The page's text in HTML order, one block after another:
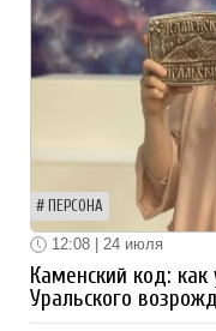
ПЕРСОНА
12:08 | 24 июля
Каменский код:
Уральского